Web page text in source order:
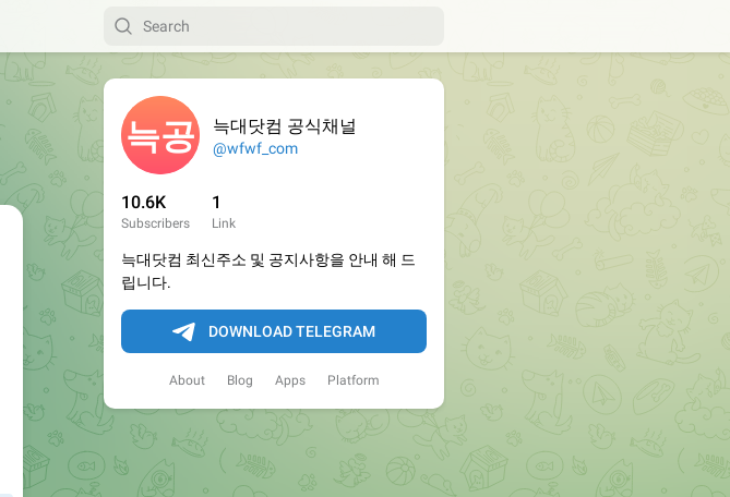
늑대닷컴 공식채널
@wfwf_com
10.6K
Subscribers
1
Link
늑대닷컴 최신주소 및 공지사항을 안내 해 드
립니다.
DOWNLOAD TELEGRAM
About Blog Apps Platform